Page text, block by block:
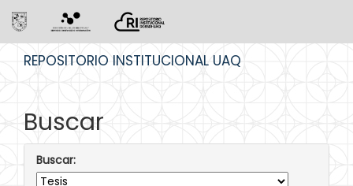
REPOSITORIO INSTITUCIONAL UAQ
Buscar
Buscar: